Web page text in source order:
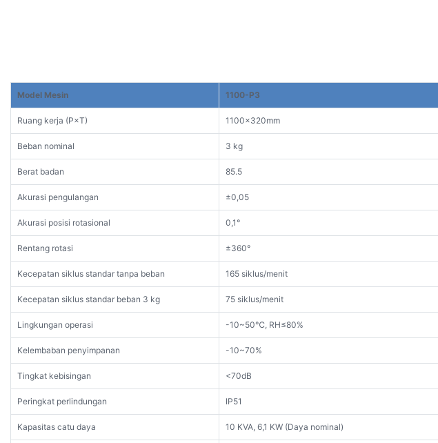
Model Mesin 1100-P3
Ruang kerja (P×T) 1100x320mm
Beban nominal 3 kg
Berat badan 85.5
Akurasi pengulangan ±0,05
Akurasi posisi rotasional 0,1°
Rentang rotasi ±360°
Kecepatan siklus standar tanpa beban 165 siklus/menit
Kecepatan siklus standar beban 3 kg 75 siklus/menit
Lingkungan operasi -10~50℃, RH≤80%
Kelembaban penyimpanan -10~70%
Tingkat kebisingan <70dB
Peringkat perlindungan IP51
Kapasitas catu daya 10 KVA, 6,1 KW (Daya nominal)